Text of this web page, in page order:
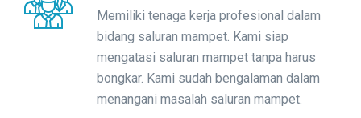
Memiliki tenaga kerja profesional dalam
bidang saluran mampet. Kami siap
mengatasi saluran mampet tanpa harus
bongkar. Kami sudah bengalaman dalam
menangani masalah saluran mampet.